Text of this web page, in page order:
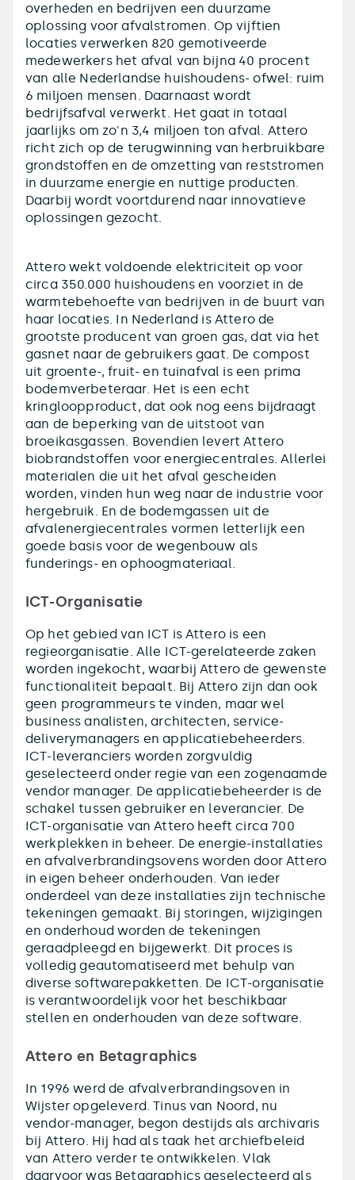
overheden en bedrijven een duurzame
oplossing voor afvalstromen. Op vijftien
locaties verwerken 820 gemotiveerde
medewerkers het afval van bijna 40 procent
van alle Nederlandse huishoudens- ofwel: ruim
6 miljoen mensen. Daarnaast wordt
bedrijfsafval verwerkt. Het gaat in totaal
jaarlijks om zo'n 3,4 miljoen ton afval. Attero
richt zich op de terugwinning van herbruikbare
grondstoffen en de omzetting van reststromen
in duurzame energie en nuttige producten.
Daarbij wordt voortdurend naar innovatieve
oplossingen gezocht.
Attero wekt voldoende elektriciteit op voor
circa 350.000 huishoudens en voorziet in de
warmtebehoefte van bedrijven in de buurt van
haar locaties. In Nederland is Attero de
grootste producent van groen gas, dat via het
gasnet naar de gebruikers gaat. De compost
uit groente-, fruit- en tuinafval is een prima
bodemverbeteraar. Het is een echt
kringloopproduct, dat ook nog eens bijdraagt
aan de beperking van de uitstoot van
broeikasgassen. Bovendien levert Attero
biobrandstoffen voor energiecentrales. Allerlei
materialen die uit het afval gescheiden
worden, vinden hun weg naar de industrie voor
hergebruik. En de bodemgassen uit de
afvalenergiecentrales vormen letterlijk een
goede basis voor de wegenbouw als
funderings- en ophoogmateriaal.
ICT-Organisatie
Op het gebied van ICT is Attero is een
regieorganisatie. Alle ICT-gerelateerde zaken
worden ingekocht, waarbij Attero de gewenste
functionaliteit bepaalt. Bij Attero zijn dan ook
geen programmeurs te vinden, maar wel
business analisten, architecten, service-
deliverymanagers en applicatiebeheerders.
ICT-leveranciers worden zorgvuldig
geselecteerd onder regie van een zogenaamde
vendor manager. De applicatiebeheerder is de
schakel tussen gebruiker en leverancier. De
ICT-organisatie van Attero heeft circa 700
werkplekken in beheer. De energie-installaties
en afvalverbrandingsovens worden door Attero
in eigen beheer onderhouden. Van ieder
onderdeel van deze installaties zijn technische
tekeningen gemaakt. Bij storingen, wijzigingen
en onderhoud worden de tekeningen
geraadpleegd en bijgewerkt. Dit proces is
volledig geautomatiseerd met behulp van
diverse softwarepakketten. De ICT-organisatie
is verantwoordelijk voor het beschikbaar
stellen en onderhouden van deze software.
Attero en Betagraphics
In 1996 werd de afvalverbrandingsoven in
Wijster opgeleverd. Tinus van Noord, nu
vendor-manager, begon destijds als archivaris
bij Attero. Hij had als taak het archiefbeleid
van Attero verder te ontwikkelen. Vlak
daarvoor was Betagraphics geselecteerd als